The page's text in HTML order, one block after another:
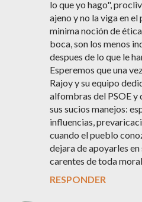
lo que yo hago",
ajeno y no la viga en
minima noción de
boca, son los menos
despues de lo que le
Esperemos que una
Rajoy y su equipo
alfombras del PSOE y
sus sucios manejos:
influencias,
cuando el pueblo
dejara de apoyarles
carentes de toda
RESPONDER